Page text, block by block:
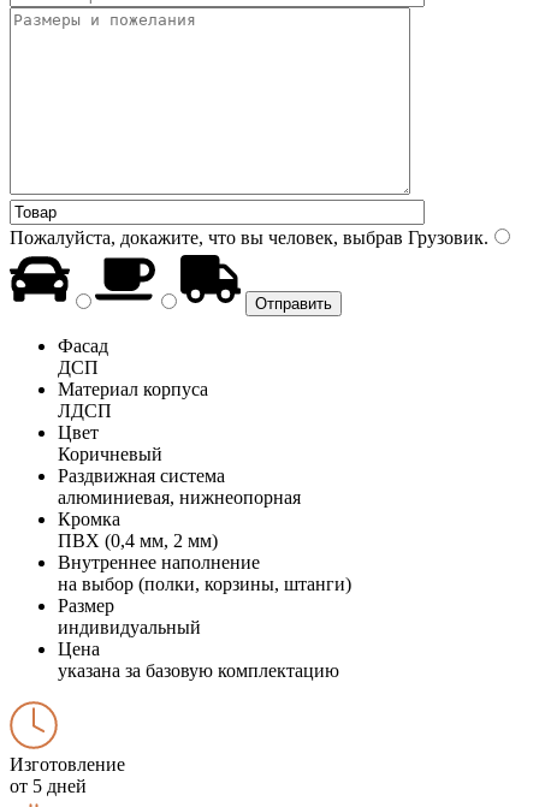
Пожалуйста, докажите, что вы человек, выбрав Грузовик.
Фасад
ДСП
Материал корпуса
ЛДСП
Цвет
Коричневый
Раздвижная система
алюминиевая, нижнеопорная
Кромка
ПВХ (0,4 мм, 2 мм)
Внутреннее наполнение
на выбор (полки, корзины, штанги)
Размер
индивидуальный
Цена
указана за базовую комплектацию
Изготовление
от 5 дней